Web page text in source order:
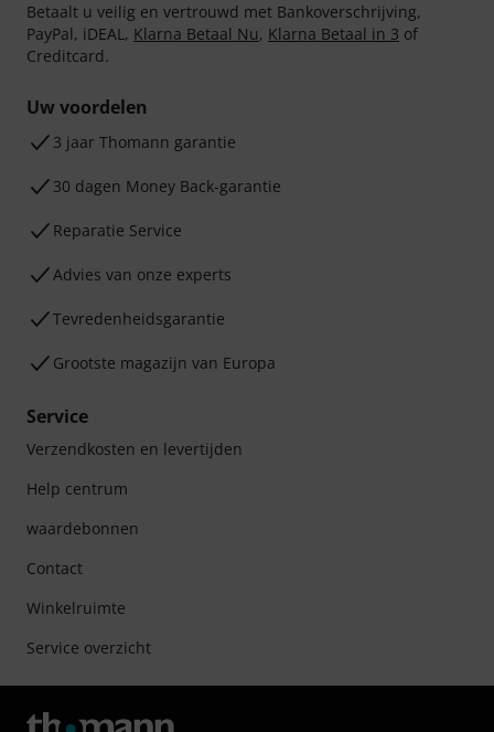
Betaalt u veilig en vertrouwd met Bankoverschrijving,
PayPal, iDEAL, Klarna Betaal Nu, Klarna Betaal in 3 of
Creditcard.
Uw voordelen
3 jaar Thomann garantie
30 dagen Money Back-garantie
Reparatie Service
Advies van onze experts
Tevredenheidsgarantie
Grootste magazijn van Europa
Service
Verzendkosten en levertijden
Help centrum
waardebonnen
Contact
Winkelruimte
Service overzicht